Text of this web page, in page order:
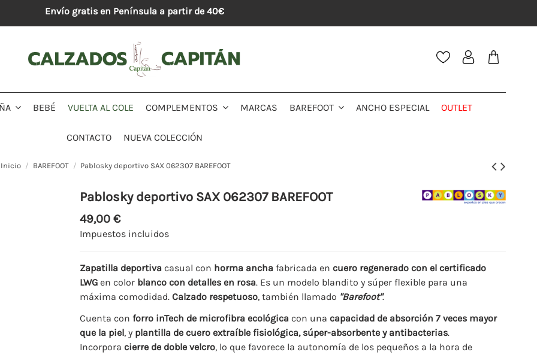
Envío gratis en Península a partir de 40€
BEBÉ VUELTA AL COLE COMPLEMENTOS MARCAS BAREFOOT ANCHO ESPECIAL OUTLET
CONTACTO NUEVA COLECCIÓN
Inicio BAREFOOT Pablosky deportivo SAX 062307 BAREFOOT
Pablosky deportivo SAX 062307 BAREFOOT
49,00 €
Impuestos incluidos
Zapatilla deportiva casual con horma ancha fabricada en cuero regenerado con el certificado
LWGen color blanco con detalles en rosa. Es un modelo blandito y súper flexible para una
máxima comodidad.Calzado respetuoso, también llamado "Barefoot".
Cuenta conforro inTech de microfibra ecológica con unacapacidad de absorción 7 veces mayor
que la piel, y plantilla de cuero extraíble fisiológica, súper-absorbente y antibacterias.
Incorporacierre de doble velcro, lo que favorece la autonomía de los pequeños a la hora de